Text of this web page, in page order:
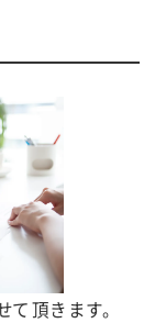
頂きます。